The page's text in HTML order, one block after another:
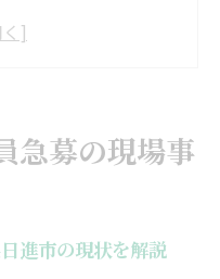
急募求人の特徴とは
のコツ
急募の現場事
進市の現状を解説